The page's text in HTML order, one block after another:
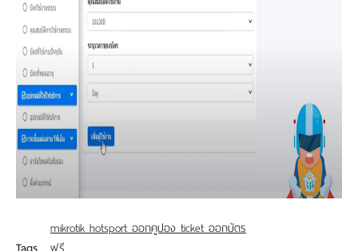
mikrotik hotsport ออกคูปอง ticket ออกบัตร